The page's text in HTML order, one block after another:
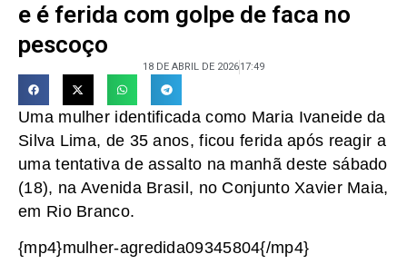
e é ferida com golpe de faca no
pescoço
18 DE ABRIL DE 202617:49
Uma mulher identificada como Maria Ivaneide da
Silva Lima, de 35 anos, ficou ferida após reagir a
uma tentativa de assalto na manhã deste sábado
(18), na Avenida Brasil, no Conjunto Xavier Maia,
em Rio Branco.
{mp4}mulher-agredida09345804{/mp4}